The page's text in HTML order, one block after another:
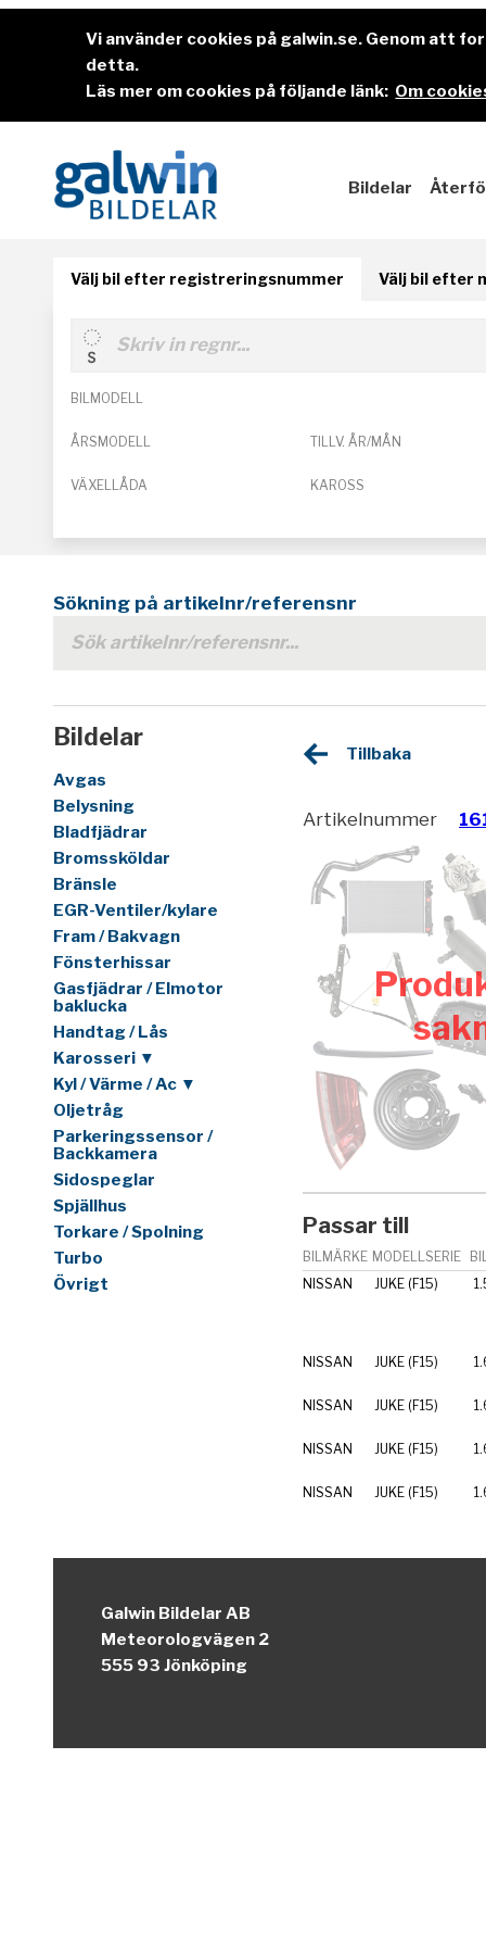
Vi använder cookies på galwin.se. Genom att
detta.
Läs mer om cookies på följande länk: Om
Bildelar
Välj bil efter registreringsnummer Välj bil efter
BILMODELL
ÅRSMODELL TILLV. ÅR/MÅN
VÄXELLÅDA KAROSS
Sökning på artikelnr/referensnr
Bildelar
Avgas
Belysning
Bladfjädrar
Bromssköldar
Bränsle
EGR-Ventiler/kylare
Fram / Bakvagn
Fönsterhissar
Gasfjädrar / Elmotor
baklucka
Handtag / Lås
Karosseri ▼
Kyl / Värme / Ac ▼
Oljetråg
Parkeringssensor /
Backkamera
Sidospeglar
Spjällhus
Torkare / Spolning
Turbo
Övrigt
Tillbaka
Artikelnummer
Passar till
BILMÄRKE MODELLSERIE
NISSAN
JUKE (F15)
NISSAN JUKE (F15)
NISSAN JUKE (F15)
NISSAN JUKE (F15)
NISSAN JUKE (F15)
Galwin Bildelar AB
Meteorologvägen 2
555 93 Jönköping